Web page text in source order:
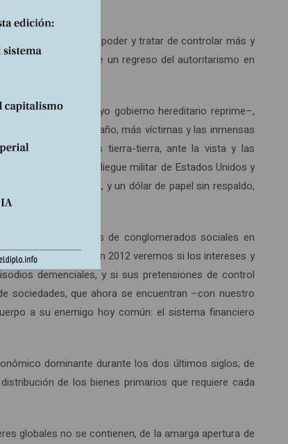
apretar el puño del poder y tratar de controlar más y
El riesgo de un regreso del autoritarismo en
en Siria –cuyo gobierno hereditario reprime–,
con mayor tamaño, más víctimas y las inmensas
atómicos tierra-tierra, ante la vista y las
del despliegue militar de Estados Unidos y
sin iniciativa, y un dólar de papel sin respaldo,
y con protestas de conglomerados sociales en
Ya encima, en 2012 veremos si los intereses y
demenciales, y si sus pretensiones de control
sociedades, que ahora se encuentran –con nuestro
a su enemigo hoy común: el sistema financiero
dominante durante los dos últimos siglos; de
de los bienes primarios que requiere cada
globales no se contienen, de la amarga apertura de